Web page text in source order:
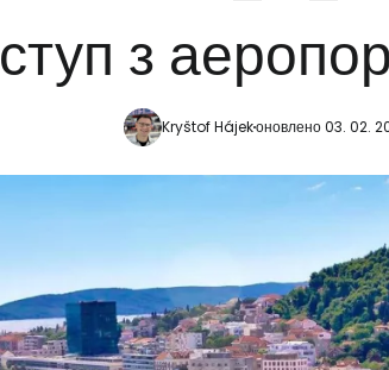
з
Kryštof Hájekоновлено 03. 02.